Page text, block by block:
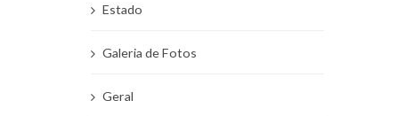
Estado
Galeria de Fotos
Geral